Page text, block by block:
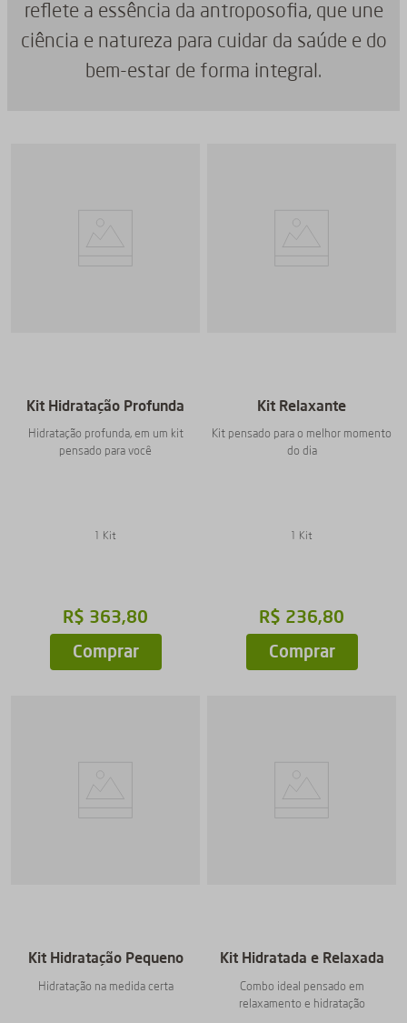
reflete a essência da antroposofia, que une
ciência e natureza para cuidar da saúde e do
bem-estar de forma integral.
Kit Hidratação Profunda
Hidratação profunda, em um kit
pensado para você
1 Kit
R$ 363,80
Comprar
Kit Relaxante
Kit pensado para o melhor momento
do dia
1 Kit
R$ 236,80
Comprar
Kit Hidratação Pequeno
Hidratação na medida certa
Kit Hidratada e Relaxada
Combo ideal pensado em
relaxamento e hidratação